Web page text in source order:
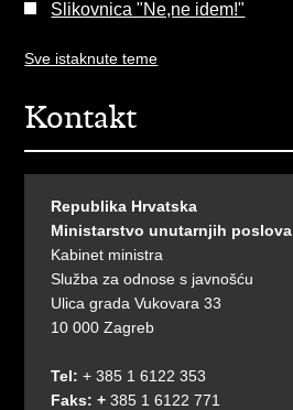
Slikovnica "Ne,ne idem!"
Sve istaknute teme
Kontakt
Republika Hrvatska
Ministarstvo unutarnjih poslova
Kabinet ministra
Služba za odnose s javnošću
Ulica grada Vukovara 33
10 000 Zagreb
Tel:+ 385 1 6122 353
Faks: +385 1 6122 771